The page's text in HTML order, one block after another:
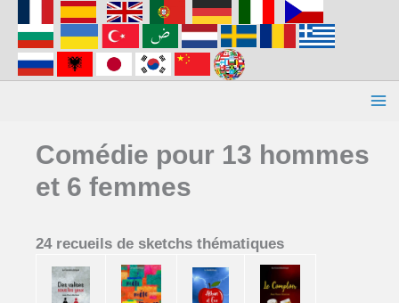
contenu
Comédie pour 13 hommes
et 6 femmes
24 recueils de sketchs thématiques